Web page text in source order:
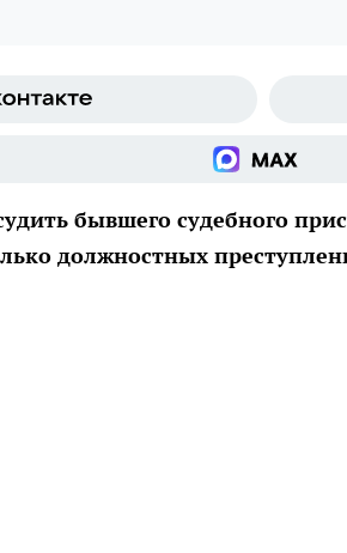
бывшего судебного
должностных